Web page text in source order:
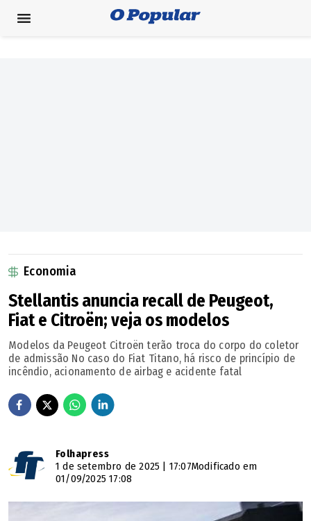
Economia
Stellantis anuncia recall de Peugeot,
Fiat e Citroën; veja os modelos
Modelos da Peugeot Citroën terão troca do corpo do coletor
de admissão No caso do Fiat Titano, há risco de princípio de
incêndio, acionamento de airbag e acidente fatal
Folhapress
1 de setembro de 2025 | 17:07Modificado em
01/09/2025 17:08